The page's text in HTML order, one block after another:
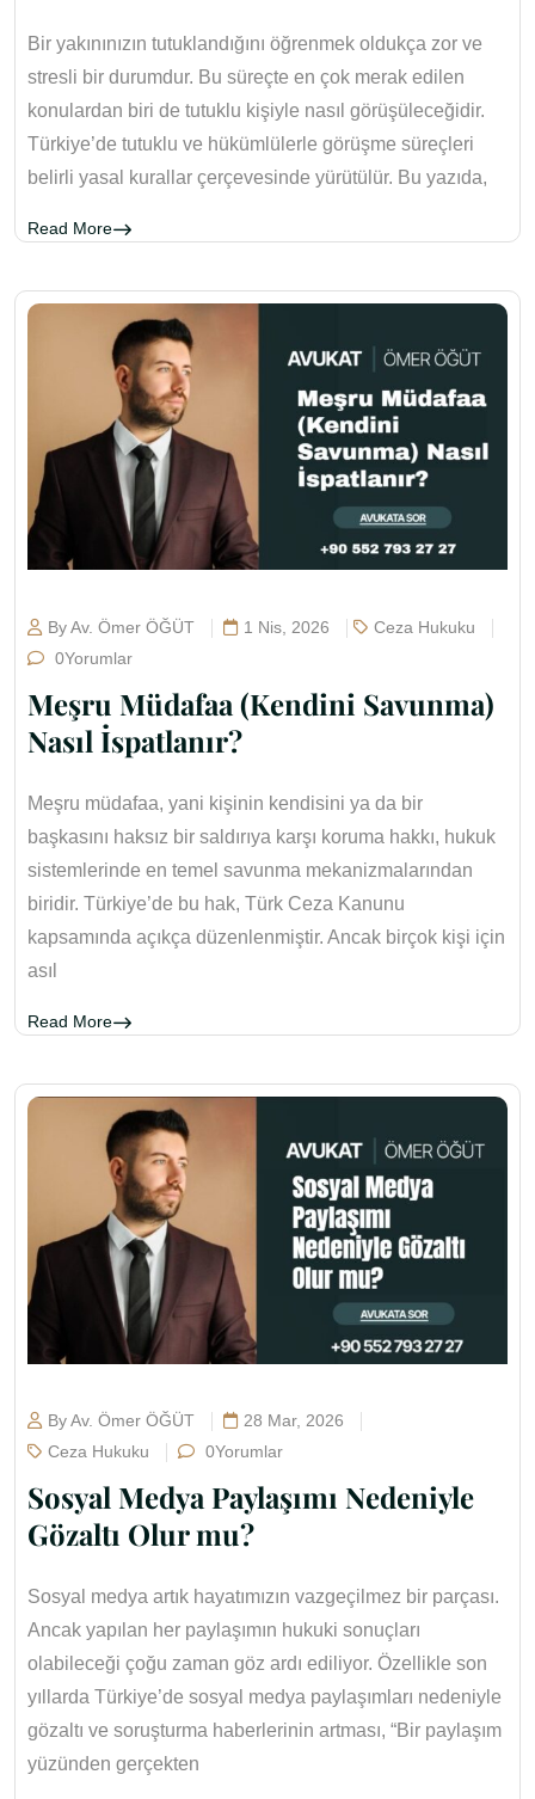
Bir yakınınızın tutuklandığını öğrenmek oldukça zor ve
stresli bir durumdur. Bu süreçte en çok merak edilen
konulardan biri de tutuklu kişiyle nasıl görüşüleceğidir.
Türkiye’de tutuklu ve hükümlülerle görüşme süreçleri
belirli yasal kurallar çerçevesinde yürütülür. Bu yazıda,
Read More
By Av. Ömer ÖĞÜT 1 Nis, 2026
Ceza Hukuku
0Yorumlar
Meşru Müdafaa (Kendini Savunma)
Nasıl İspatlanır?
Meşru müdafaa, yani kişinin kendisini ya da bir
başkasını haksız bir saldırıya karşı koruma hakkı, hukuk
sistemlerinde en temel savunma mekanizmalarından
biridir. Türkiye’de bu hak, Türk Ceza Kanunu
kapsamında açıkça düzenlenmiştir. Ancak birçok kişi için
asıl
Read More
By Av. Ömer ÖĞÜT
28 Mar, 2026
Ceza Hukuku
0Yorumlar
Sosyal Medya Paylaşımı Nedeniyle
Gözaltı Olur mu?
Sosyal medya artık hayatımızın vazgeçilmez bir parçası.
Ancak yapılan her paylaşımın hukuki sonuçları
olabileceği çoğu zaman göz ardı ediliyor. Özellikle son
yıllarda Türkiye’de sosyal medya paylaşımları nedeniyle
gözaltı ve soruşturma haberlerinin artması, “Bir paylaşım
yüzünden gerçekten